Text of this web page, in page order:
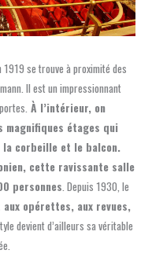
se trouve à proximité des
Il est un impressionnant
À l’intérieur, on
magnifiques étages qui
la corbeille et le balcon.
cette ravissante salle
personnes . Depuis 1930, le
opérettes, aux revues,
devient d’ailleurs sa véritable